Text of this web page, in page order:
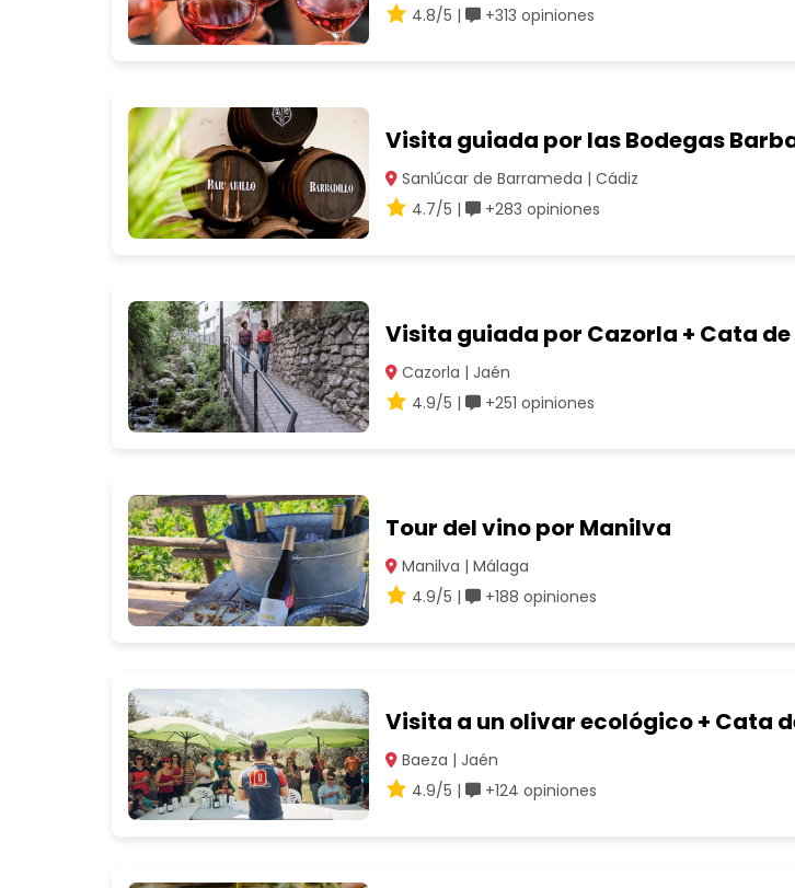
4.8/5 |
+313 opiniones
Visita guiada por las Bodegas
Sanlúcar de Barrameda | Cádiz
4.7/5 |
+283 opiniones
Visita guiada por Cazorla + Cata
Cazorla | Jaén
4.9/5 |
+251 opiniones
Tour del vino por Manilva
Manilva | Málaga
4.9/5 |
+188 opiniones
Visita a un olivar ecológico + Cata
Baeza | Jaén
4.9/5 |
+124 opiniones